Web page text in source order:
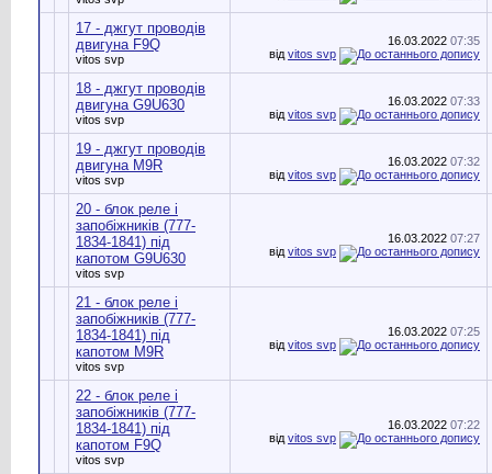
17 - джгут проводів
двигуна F9Q
vitos svp
16.03.2022 07:35
від vitos svp
18 - джгут проводів
двигуна G9U630
vitos svp
16.03.2022 07:33
від vitos svp
19 - джгут проводів
двигуна M9R
vitos svp
16.03.2022 07:32
від vitos svp
20 - блок реле і
запобіжників (777-
1834-1841) під
капотом G9U630
vitos svp
16.03.2022 07:27
від vitos svp
21 - блок реле і
запобіжників (777-
1834-1841) під
капотом M9R
vitos svp
16.03.2022 07:25
від vitos svp
22 - блок реле і
запобіжників (777-
1834-1841) під
капотом F9Q
vitos svp
16.03.2022 07:22
від vitos svp